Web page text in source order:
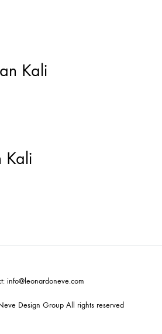
Kali
Kali
Design Group All rights reserved
info@leonardoneve.com